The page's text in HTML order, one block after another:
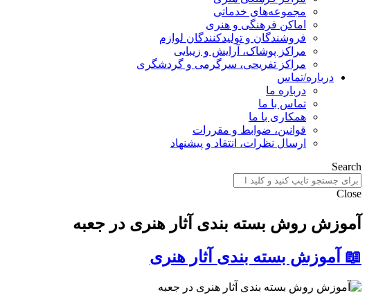
مجموعه‌های خدماتی
اماکن فرهنگی و هنری
فروشندگان و تولیدکنندگان لوازم
مراکز پوشاک، آرایش و زیبایی
مراکز تفریحی، سرگرمی و گردشگری
درباره/تماس
درباره ما
تماس با ما
همکاری با ما
قوانین، ضوابط و مقررات
ارسال نظرات، انتقاد و پیشنهاد
Search
Close
آموزش روش بسته بندی آثار هنری در جعبه
📖 آموزش بسته بندی آثار هنری